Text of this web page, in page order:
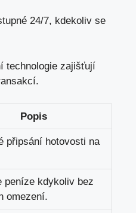
24/7, kdekoliv se
technologie zajišťují
Popis
připsání hotovosti na
peníze kdykoliv bez
omezení.